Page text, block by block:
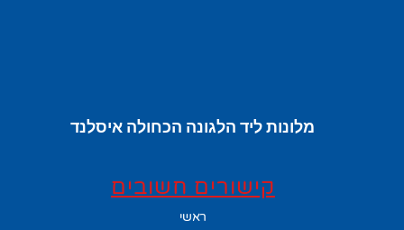
מלונות ליד הלגונה הכחולה איסלנד
קישורים חשובים
ראשי